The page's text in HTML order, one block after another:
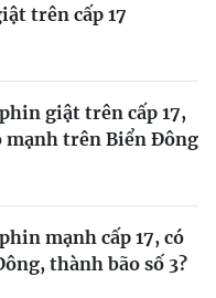
trên cấp 17
giật trên cấp 17,
mạnh trên Biển Đông
mạnh cấp 17, có
thành bão số 3?